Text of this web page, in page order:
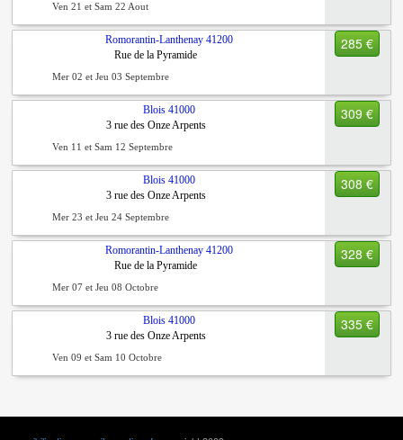
Ven 21 et Sam 22 Aout
285 €
Romorantin-Lanthenay 41200
Rue de la Pyramide
Mer 02 et Jeu 03 Septembre
309 €
Blois 41000
3 rue des Onze Arpents
Ven 11 et Sam 12 Septembre
308 €
Blois 41000
3 rue des Onze Arpents
Mer 23 et Jeu 24 Septembre
328 €
Romorantin-Lanthenay 41200
Rue de la Pyramide
Mer 07 et Jeu 08 Octobre
335 €
Blois 41000
3 rue des Onze Arpents
Ven 09 et Sam 10 Octobre